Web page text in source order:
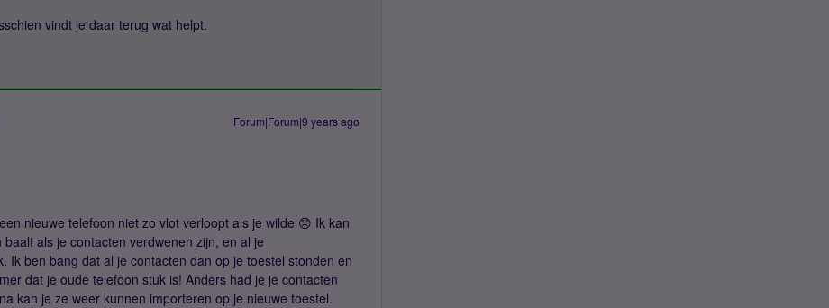
vindt je daar terug wat helpt.
Forum|Forum|9 years ago
nieuwe telefoon niet zo vlot verloopt als je wilde 😞 Ik kan
als je contacten verdwenen zijn, en al je
Ik ben bang dat al je contacten dan op je toestel stonden en
dat je oude telefoon stuk is! Anders had je je contacten
kan je ze weer kunnen importeren op je nieuwe toestel.